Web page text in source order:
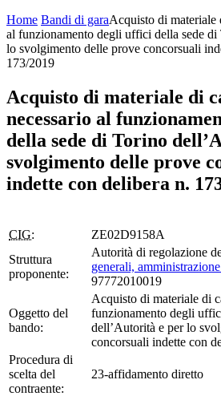
Home Bandi di garaAcquisto di materiale
al funzionamento degli uffici della sede
lo svolgimento delle prove concorsuali
173/2019
Acquisto di materiale di
necessario al
della sede di Torino
svolgimento delle prove
indette con delibera n.
CIG:
ZE02D9158A
Struttura
proponente:
Autorità di regolazione
generali,
97772010019
Oggetto del
bando:
Acquisto di materiale di
funzionamento degli
dell’Autorità e per lo
concorsuali indette con
Procedura di
scelta del
contraente:
23-affidamento diretto